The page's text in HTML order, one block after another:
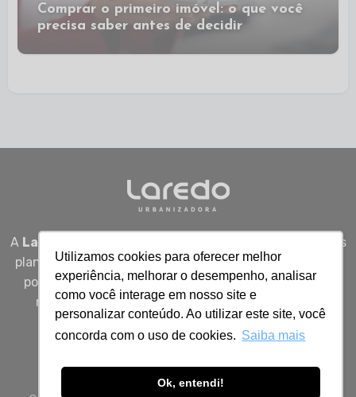
Utilizamos cookies para oferecer melhor
experiência, melhorar o desempenho, analisar
como você interage em nosso site e
personalizar conteúdo. Ao utilizar este site, você
concorda com o uso de cookies. Saiba mais
Ok, entendi!
Comprar o primeiro imóvel: o que você
precisa saber antes de decidir
A Laredo Urbanizadora
desenvolve empreendimentos
planejados em Sergipe, unindo qualidade, segurança e
potencial real de valorização para quem busca viver
melhor, investir bem e construir patrimônio com
inteligência.